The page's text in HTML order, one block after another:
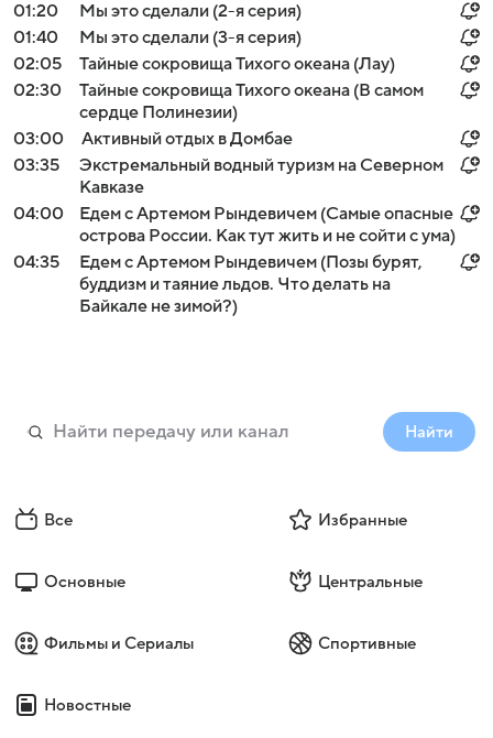
01:20
Мы это сделали (2-я серия)
01:40
Мы это сделали (3-я серия)
02:05
Тайные сокровища Тихого океана (Лау)
02:30
Тайные сокровища Тихого океана (В самом
сердце Полинезии)
03:00
Активный отдых в Домбае
03:35
Экстремальный водный туризм на Северном
Кавказе
04:00
Едем с Артемом Рындевичем (Самые опасные
острова России. Как тут жить и не сойти с ума)
04:35
Едем с Артемом Рындевичем (Позы бурят,
буддизм и таяние льдов. Что делать на
Байкале не зимой?)
Найти
Все Избранные
Основные Центральные
Фильмы и Сериалы Спортивные
Новостные